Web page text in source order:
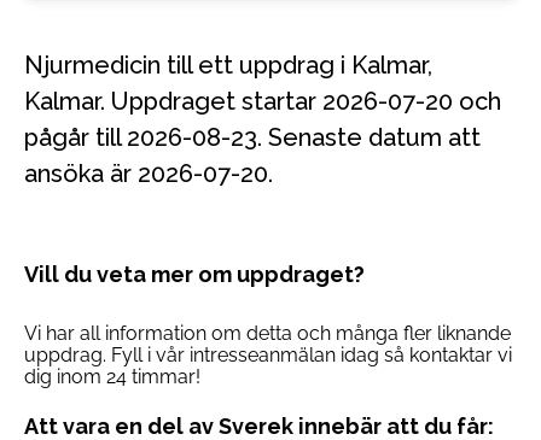
Njurmedicin till ett uppdrag i Kalmar,
Kalmar. Uppdraget startar 2026-07-20 och
pågår till 2026-08-23. Senaste datum att
ansöka är 2026-07-20.
Vill du veta mer om uppdraget?
Vi har all information om detta och många fler liknande
uppdrag. Fyll i vår intresseanmälan idag så kontaktar vi
dig inom 24 timmar!
Att vara en del av Sverek innebär att du får: